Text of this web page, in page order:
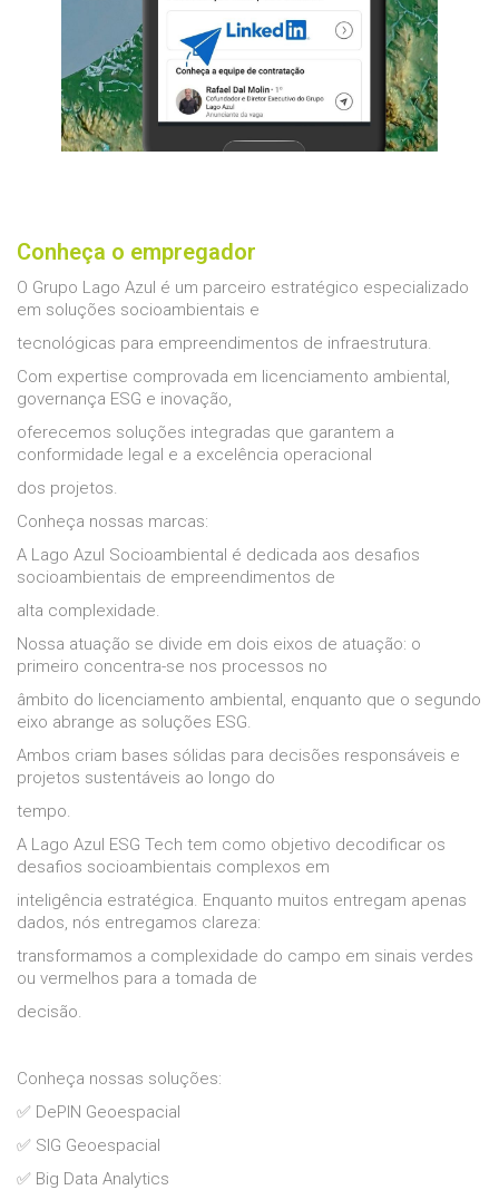
Conheça o empregador
O Grupo Lago Azul é um parceiro estratégico especializado
em soluções socioambientais e
tecnológicas para empreendimentos de infraestrutura.
Com expertise comprovada em licenciamento ambiental,
governança ESG e inovação,
oferecemos soluções integradas que garantem a
conformidade legal e a excelência operacional
dos projetos.
Conheça nossas marcas:
A Lago Azul Socioambiental é dedicada aos desafios
socioambientais de empreendimentos de
alta complexidade.
Nossa atuação se divide em dois eixos de atuação: o
primeiro concentra-se nos processos no
âmbito do licenciamento ambiental, enquanto que o segundo
eixo abrange as soluções ESG.
Ambos criam bases sólidas para decisões responsáveis e
projetos sustentáveis ao longo do
tempo.
A Lago Azul ESG Tech tem como objetivo decodificar os
desafios socioambientais complexos em
inteligência estratégica. Enquanto muitos entregam apenas
dados, nós entregamos clareza:
transformamos a complexidade do campo em sinais verdes
ou vermelhos para a tomada de
decisão.
Conheça nossas soluções:
✅️ DePIN Geoespacial
✅️ SIG Geoespacial
✅️ Big Data Analytics